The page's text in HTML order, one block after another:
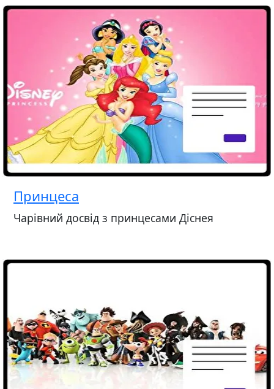
Принцеса
Чарівний досвід з принцесами Діснея